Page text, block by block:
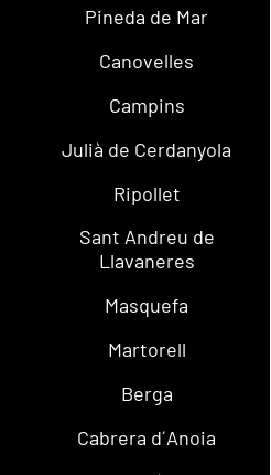
Pineda de Mar
Canovelles
Campins
Julià de Cerdanyola
Ripollet
Sant Andreu de
Llavaneres
Masquefa
Martorell
Berga
Cabrera d´Anoia